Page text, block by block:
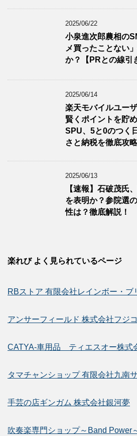
2025/06/22
小泉進次郎農相の
メ買ったことない
か？【PRとの線引
2025/06/14
楽天モバイルユー
賢くポイントを貯
SPU、5と0のつく
さと納税を徹底攻略
2025/06/13
【速報】石破茂氏
を表明か？参院選
性は？徹底解説！
楽れび よく見られているページ
RBストア 有限会社レインボー・ブ
アンサーフィールド 株式会社フジ
CATYA-車用品 ティエスオー株式
タマチャンショップ 有限会社九南
手芸の店ギンガム 株式会社銀河夢
吹奏楽専門ショップ～Band Power